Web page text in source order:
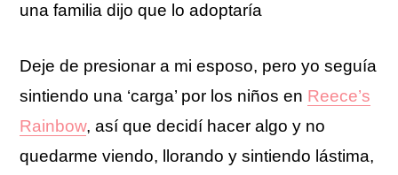
una familia dijo que lo adoptaría
Deje de presionar a mi esposo, pero yo seguía
sintiendo una ‘carga’ por los niños en Reece’s
Rainbow, así que decidí hacer algo y no
quedarme viendo, llorando y sintiendo lástima,